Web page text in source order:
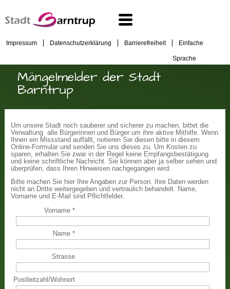
Impressum Datenschutzerklärung Barrierefreiheit Einfache
Sprache
Mängelmelder der Stadt
Barntrup
Um unsere Stadt noch sauberer und sicherer zu machen, bittet die
Verwaltung alle Bürgerinnen und Bürger um ihre aktive Mithilfe. Wenn
Ihnen ein Missstand auffällt, notieren Sie diesen bitte in diesem
Online-Formular und senden Sie uns dieses zu. Um Kosten zu
sparen, erhalten Sie zwar in der Regel keine Empfangsbestätigung
und keine schriftliche Nachricht. Sie können aber ja selber sehen und
überprüfen, dass Ihren Hinweisen nachgegangen wird.
Bitte machen Sie hier Ihre Angaben zur Person. Ihre Daten werden
nicht an Dritte weitergegeben und vertraulich behandelt. Name,
Vorname und E-Mail sind Pflichtfelder.
Vorname*
Name*
Strasse
Postleitzahl/Wohnort